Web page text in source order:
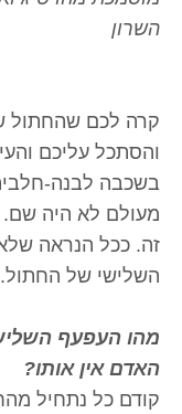
השרון
קרה לכם שהחתול
והסתכל עליכם
בשכבה לבנה-
מעולם לא היה שם.
זה. ככל הנראה
השלישי של החתול.
מהו העפעף
האדם אין אותו?
קודם כל נתחיל